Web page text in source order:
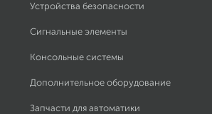
Устройства безопасности
Сигнальные элементы
Консольные системы
Дополнительное оборудование
Запчасти для автоматики